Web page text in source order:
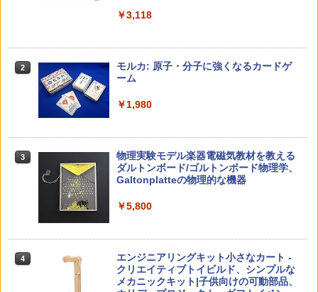
こと (講談社現代新書 2787)
3 先生のためのGoogle AI完全攻略図鑑
￥-
4 子どもが変わる魔法の言葉
￥2,200
￥2,073
2
【くもん出版公式特別セット】くもん出
版(KUMON PUBLISHING) くもんの日本
知育玩具 おもちゃ 5歳以上 KUMON PN-
￥4,046
カル国旗パズル 知育玩具 おもちゃ 4歳以
￥2,127
2
中学英語をもう一度ひとつひとつわかり
￥2,750
￥4,290
戦！編
￥1,320
￥3,118
2
モルカ: 原子・分子に強くなるカードゲ
ーム
￥1,980
3
物理実験モデル楽器電磁気教材を教える
ダルトンボード/ゴルトンボード物理学、
Galtonplatteの物理的な機器
￥5,800
4
エンジニアリングキット小さなカート -
クリエイティブトイビルド、シンプルな
メカニックキット|子供向けの可動部品、